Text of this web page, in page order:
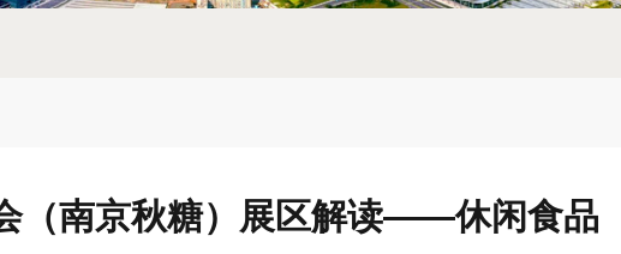
（南京秋糖）展区解读——休闲食品